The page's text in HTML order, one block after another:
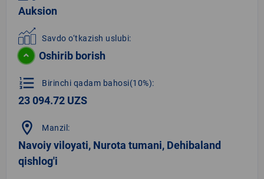
Auksion
Savdo o‘tkazish uslubi:
Oshirib borish
format_list_numbered Birinchi qadam bahosi(10%):
23 094.72 UZS
location_on Manzil:
Navoiy viloyati, Nurota tumani, Dehibaland
qishlog'i